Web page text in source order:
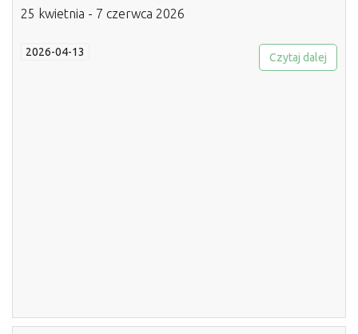
25 kwietnia - 7 czerwca 2026
2026-04-13 Czytaj dalej